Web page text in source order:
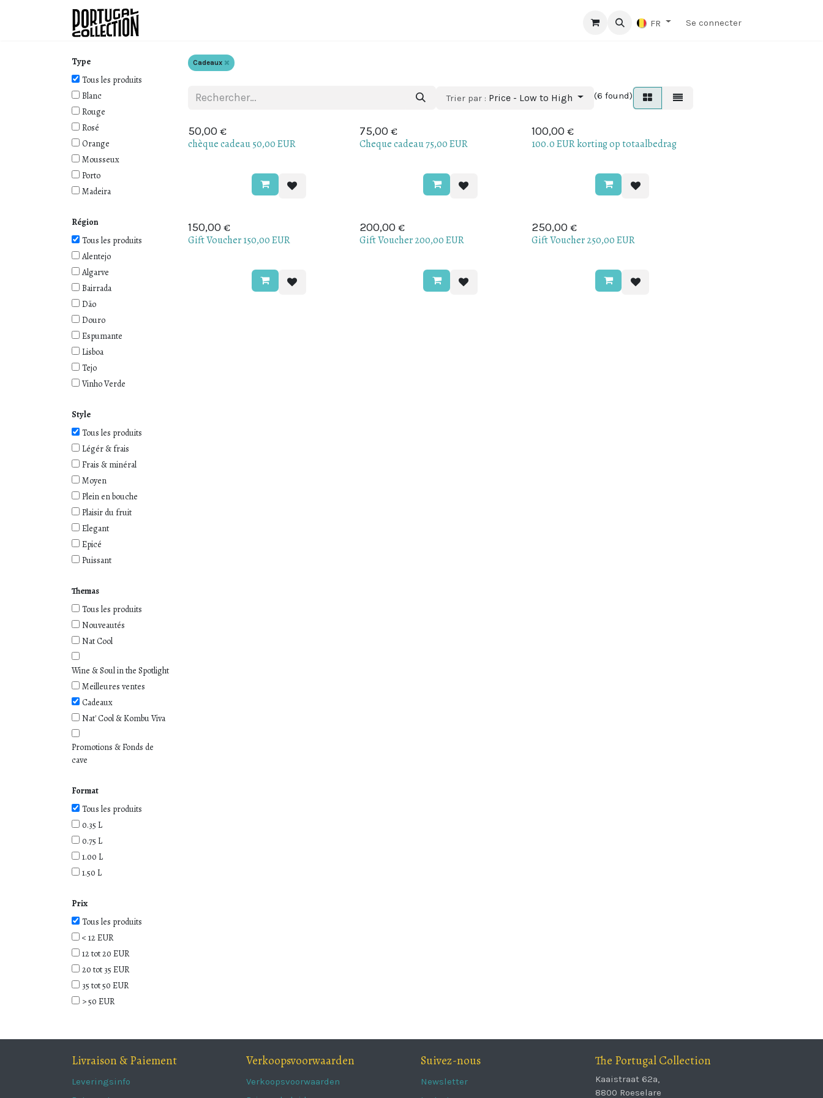
Se rendre au contenu
Blog FR Se connecter
Type
Tous les produits
Blanc
Rouge
Rosé
Orange
Mousseux
Porto
Madeira
Région
Tous les produits
Alentejo
Algarve
Bairrada
Dão
Douro
Espumante
Lisboa
Tejo
Vinho Verde
Style
Tous les produits
Légér & frais
Frais & minéral
Moyen
Plein en bouche
Plaisir du fruit
Elegant
Epicé
Puissant
Themas
Tous les produits
Nouveautés
Nat Cool
Wine & Soul in the Spotlight
Meilleures ventes
Cadeaux
Nat' Cool & Kombu Viva
Promotions & Fonds de
cave
Format
Tous les produits
0.35 L
0.75 L
1.00 L
1.50 L
Prix
Tous les produits
< 12 EUR
12 tot 20 EUR
20 tot 35 EUR
35 tot 50 EUR
> 50 EUR
Cadeaux
Trier par : Price - Low to High (6 found)
50,00 €
chèque cadeau 50,00 EUR
75,00 €
Cheque cadeau 75,00 EUR
100,00 €
100.0 EUR korting op totaalbedrag
150,00 €
Gift Voucher 150,00 EUR
200,00 €
Gift Voucher 200,00 EUR
250,00 €
Gift Voucher 250,00 EUR
Livraison & Paiement
Leveringsinfo
Verkoopsvoorwaarden
Verkoopsvoorwaarden
Suivez-nous
Newsletter
The Portugal Collection
Kaaistraat 62a,
8800 Roeselare